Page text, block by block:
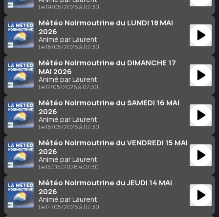
Le 19/05/2026 à 07:30
Météo Noirmoutrine du LUNDI 18 MAI
2026
Animé par Laurent
Le 18/05/2026 à 07:30
Météo Noirmoutrine du DIMANCHE 17
MAI 2026
Animé par Laurent
Le 17/05/2026 à 07:30
Météo Noirmoutrine du SAMEDI 16 MAI
2026
Animé par Laurent
Le 16/05/2026 à 07:30
Météo Noirmoutrine du VENDREDI 15 MAI
2026
Animé par Laurent
Le 15/05/2026 à 07:30
Météo Noirmoutrine du JEUDI 14 MAI
2026
Animé par Laurent
Le 14/05/2026 à 07:30